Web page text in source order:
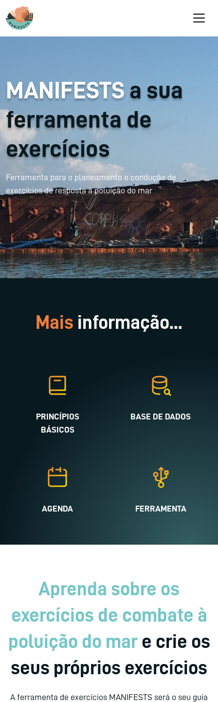
Passar para o conteúdo principal
MANIFESTS a sua
ferramenta de
exercícios
Ferramenta para o planeamento e condução de
exercícios de resposta à poluição do mar
Mais informação...
PRINCÍPIOS
BÁSICOS
BASE DE DADOS
AGENDA FERRAMENTA
Aprenda sobre os
exercícios de combate à
poluição do mare crie os
seus próprios exercícios
A ferramenta de exercícios MANIFESTS será o seu guia